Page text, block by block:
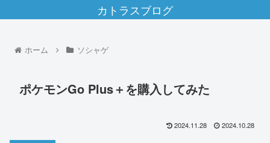
カトラスブログ
ホーム ソシャゲ
ポケモンGo Plus＋を購入してみた
2024.11.28 2024.10.28